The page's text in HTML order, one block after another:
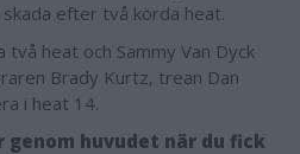
efter två körda heat.
två heat och Sammy Van Dyck
Brady Kurtz, trean Dan
i heat 14.
huvudet när du fick